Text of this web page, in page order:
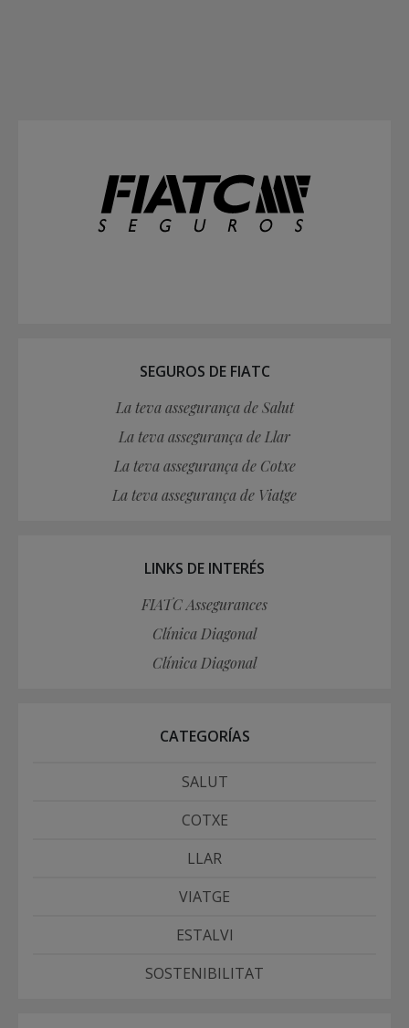
SEGUROS DE FIATC
La teva assegurança de Salut
La teva assegurança de Llar
La teva assegurança de Cotxe
La teva assegurança de Viatge
LINKS DE INTERÉS
FIATC Assegurances
Clínica Diagonal
Clínica Diagonal
CATEGORÍAS
SALUT
COTXE
LLAR
VIATGE
ESTALVI
SOSTENIBILITAT